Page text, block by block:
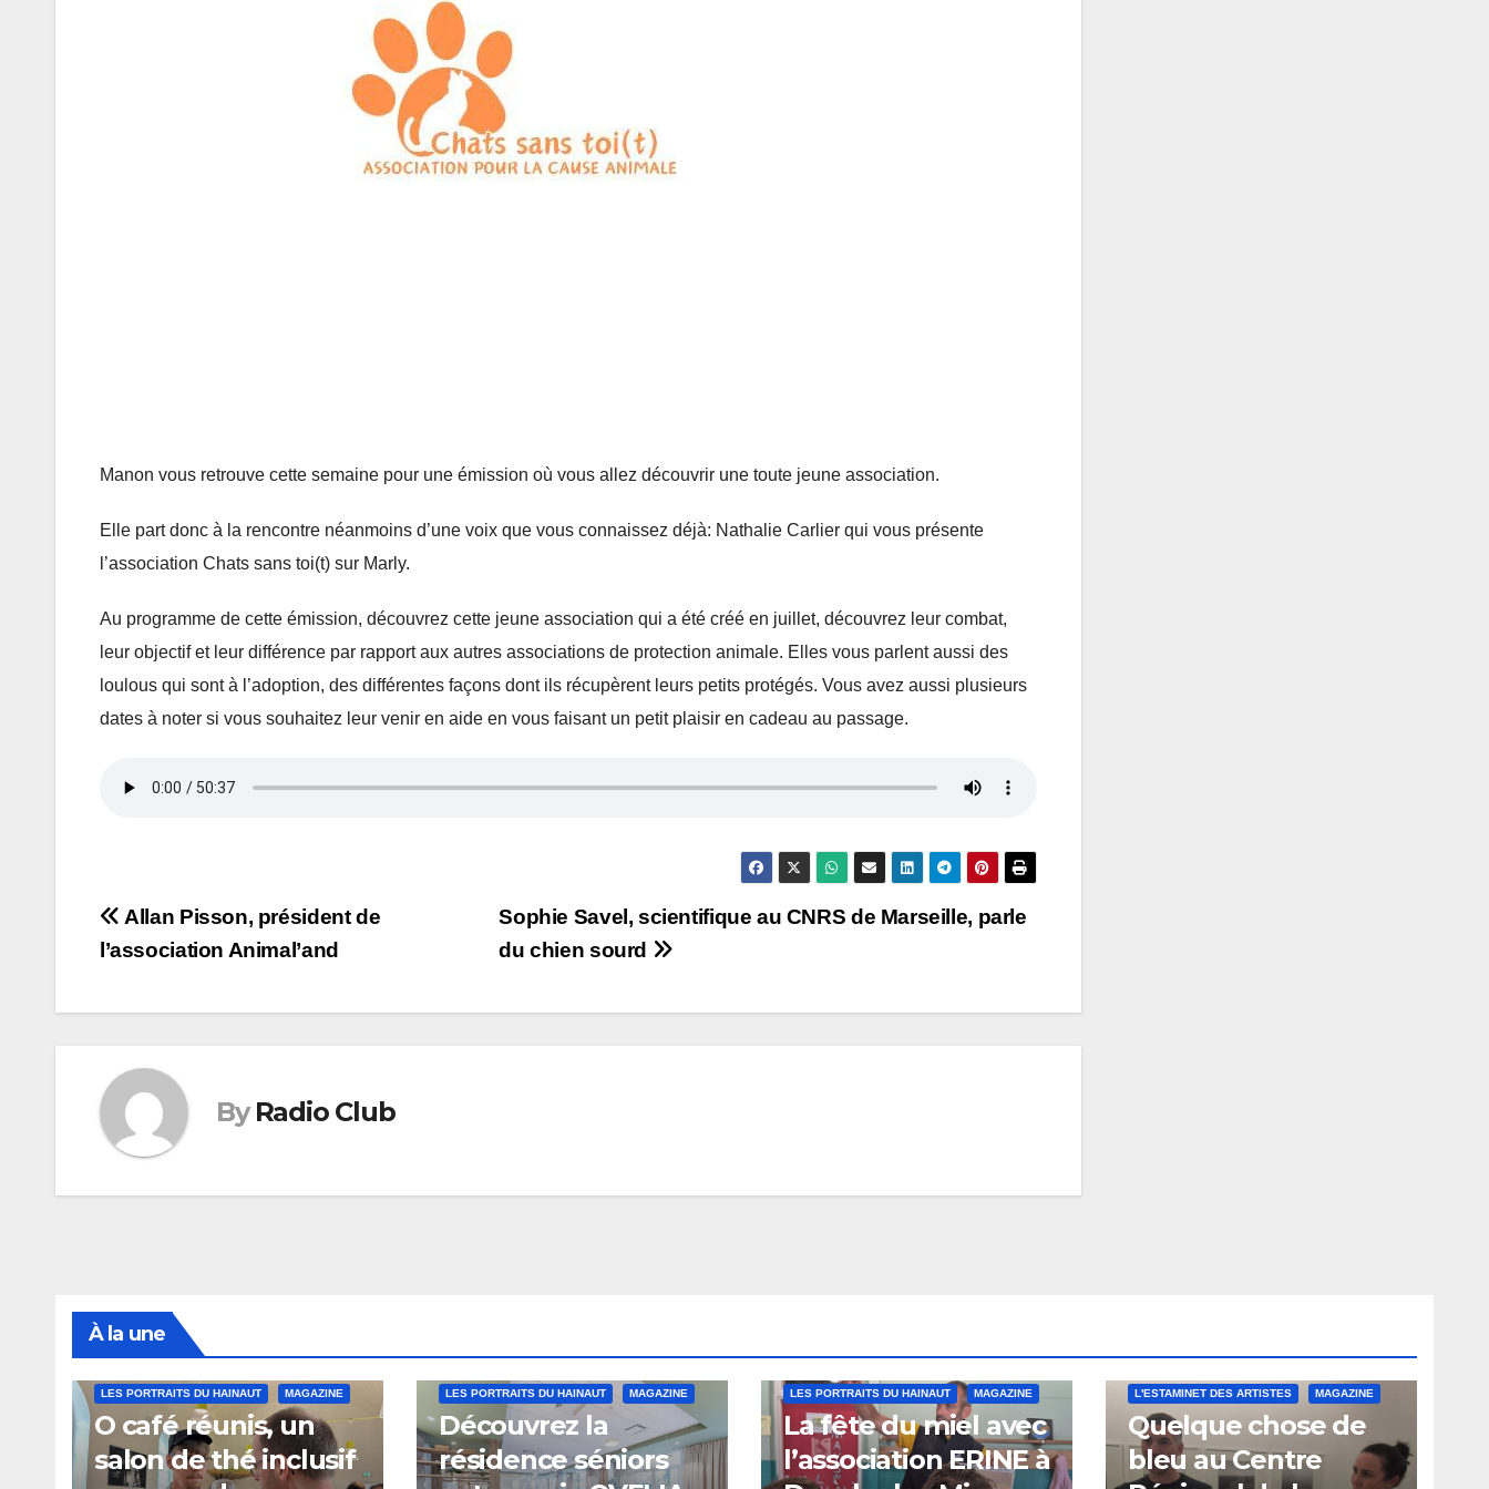
Manon vous retrouve cette semaine pour une émission où vous allez découvrir une toute jeune association.
Elle part donc à la rencontre néanmoins d’une voix que vous connaissez déjà: Nathalie Carlier qui vous présente
l’association Chats sans toi(t) sur Marly.
Au programme de cette émission, découvrez cette jeune association qui a été créé en juillet, découvrez leur combat,
leur objectif et leur différence par rapport aux autres associations de protection animale. Elles vous parlent aussi des
loulous qui sont à l’adoption, des différentes façons dont ils récupèrent leurs petits protégés. Vous avez aussi plusieurs
dates à noter si vous souhaitez leur venir en aide en vous faisant un petit plaisir en cadeau au passage.
Navigation
de
l’article
Sophie Savel, scientifique au CNRS de Marseille, parle
du chien sourd
Allan Pisson, président de
l’association Animal’and
By Radio Club
À la une
LES PORTRAITS DU HAINAUT MAGAZINE
O café réunis, un
salon de thé inclusif
LES PORTRAITS DU HAINAUT MAGAZINE
Découvrez la
résidence séniors
LES PORTRAITS DU HAINAUT MAGAZINE
La fête du miel avec
l’association ERINE à
L'ESTAMINET DES ARTISTES MAGAZINE
Quelque chose de
bleu au Centre